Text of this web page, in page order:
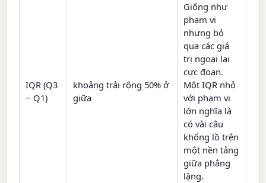
IQR (Q3
− Q1)
khoảng trải rộng 50% ở
giữa
Giống như
phạm vi
nhưng bỏ
qua các giá
trị ngoại lai
cực đoan.
Một IQR nhỏ
với phạm vi
lớn nghĩa là
có vài câu
khổng lồ trên
một nền tảng
giữa phẳng
lặng.